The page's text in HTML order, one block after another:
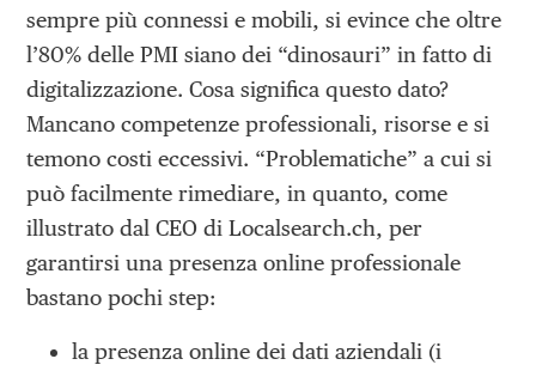
sempre più connessi e mobili, si evince che oltre
l’80% delle PMI siano dei “dinosauri” in fatto di
digitalizzazione. Cosa significa questo dato?
Mancano competenze professionali, risorse e si
temono costi eccessivi. “Problematiche” a cui si
può facilmente rimediare, in quanto, come
illustrato dal CEO di Localsearch.ch, per
garantirsi una presenza online professionale
bastano pochi step:
la presenza online dei dati aziendali (i